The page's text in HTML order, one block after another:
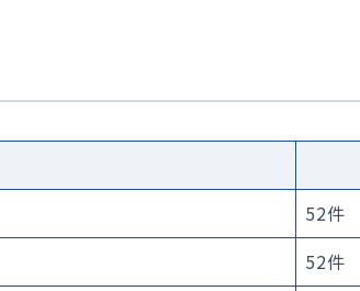
52件
52件